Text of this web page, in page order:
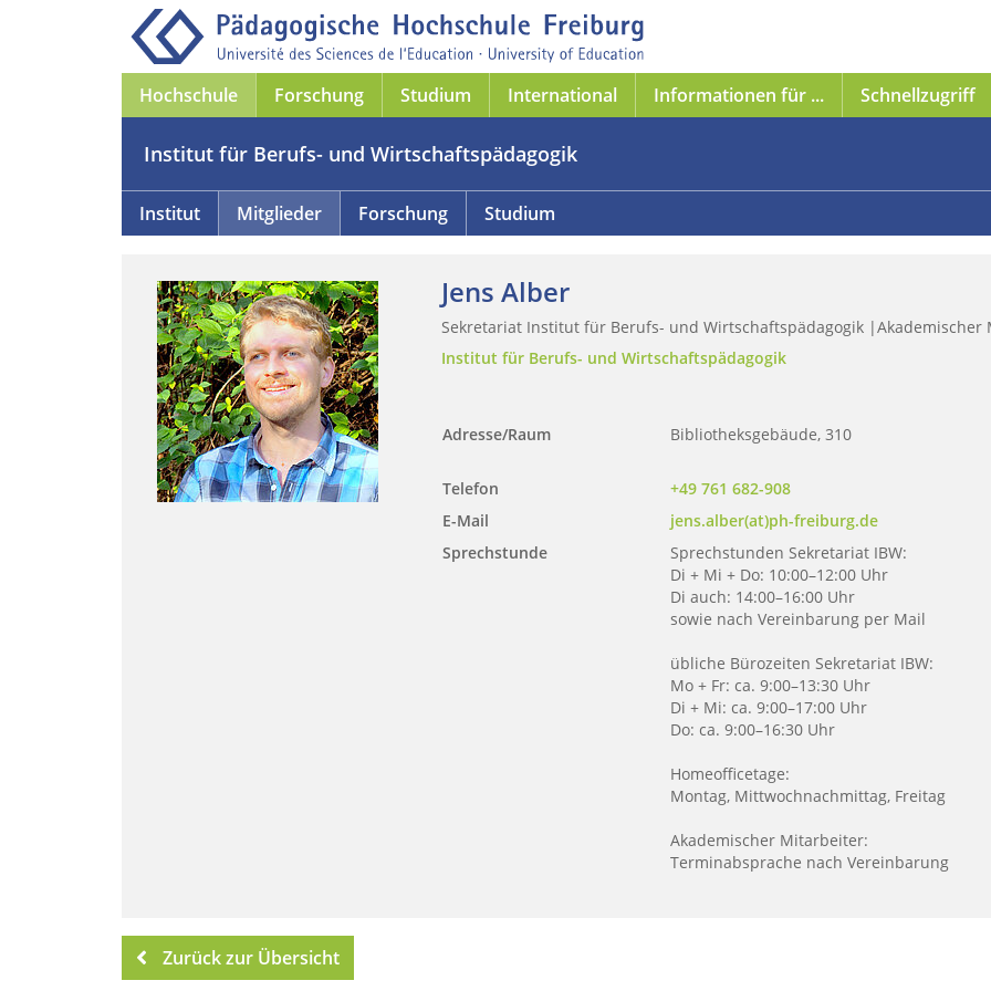
Hochschule Forschung Studium International Informationen für ... Schnellzugriff
Institut für Berufs- und Wirtschaftspädagogik
Institut Mitglieder Forschung Studium
Jens Alber
Sekretariat Institut für Berufs- und Wirtschaftspädagogik |Akademischer
Institut für Berufs- und Wirtschaftspädagogik
Adresse/Raum Bibliotheksgebäude, 310
Telefon
+49 761 682-908
E-Mail
jens.alber(at)ph-freiburg.de
Sprechstunde
Sprechstunden Sekretariat IBW:
Di + Mi + Do: 10:00–12:00 Uhr
Di auch: 14:00–16:00 Uhr
sowie nach Vereinbarung per Mail
übliche Bürozeiten Sekretariat IBW:
Mo + Fr: ca. 9:00–13:30 Uhr
Di + Mi: ca. 9:00–17:00 Uhr
Do: ca. 9:00–16:30 Uhr
Homeofficetage:
Montag, Mittwochnachmittag, Freitag
Akademischer Mitarbeiter:
Terminabsprache nach Vereinbarung
Zurück zur Übersicht